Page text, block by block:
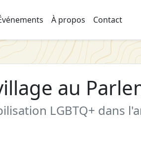
À propos Contact
au
LGBTQ+ dans